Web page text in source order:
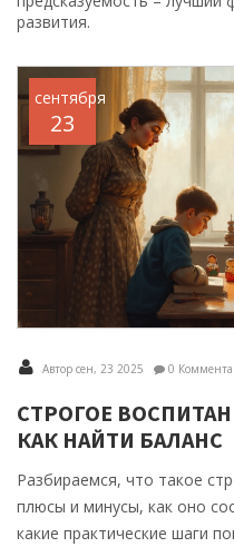
развития.
сентября
23
Автор сен, 23 2025 0
СТРОГОЕ
КАК НАЙТИ БАЛАНС
Разбираемся, что такое
плюсы и минусы, как оно
какие практические шаги